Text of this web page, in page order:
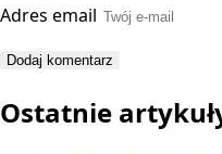
Adres email
Ostatnie